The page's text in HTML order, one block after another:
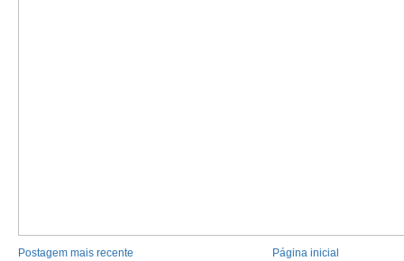
Postagem mais recente Página inicial